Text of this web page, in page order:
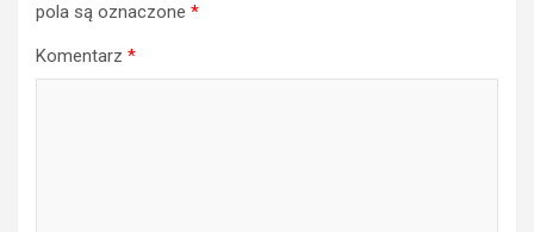
pola są oznaczone *
Komentarz *